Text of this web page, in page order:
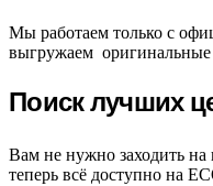
Мы работаем только с
выгружаем оригинальные
Поиск лучших
Вам не нужно заходить
теперь всё доступно на